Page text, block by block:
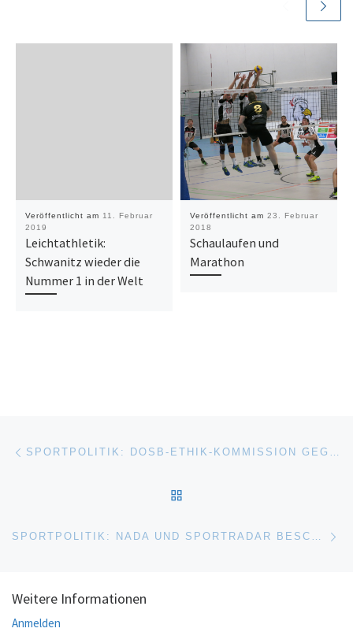
Veröffentlicht am 11. Februar
2019
Leichtathletik:
Schwanitz wieder die
Nummer 1 in der Welt
Veröffentlicht am 23. Februar
2018
Schaulaufen und
Marathon
Beitragsnavigation SPORTPOLITIK: DOSB-ETHIK-KOMMISSION GEGRÜNDET
Weitere Informationen
Anmelden